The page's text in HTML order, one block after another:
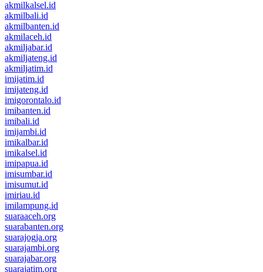
akmilkalsel.id
akmilbali.id
akmilbanten.id
akmilaceh.id
akmiljabar.id
akmiljateng.id
akmiljatim.id
imijatim.id
imijateng.id
imigorontalo.id
imibanten.id
imibali.id
imijambi.id
imikalbar.id
imikalsel.id
imipapua.id
imisumbar.id
imisumut.id
imiriau.id
imilampung.id
suaraaceh.org
suarabanten.org
suarajogja.org
suarajambi.org
suarajabar.org
suarajatim.org